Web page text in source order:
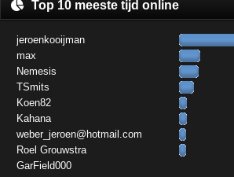
Top 10 meeste tijd online
jeroenkooijman
max
Nemesis
TSmits
Koen82
Kahana
weber_jeroen@hotmail.com
Roel Grouwstra
GarField000